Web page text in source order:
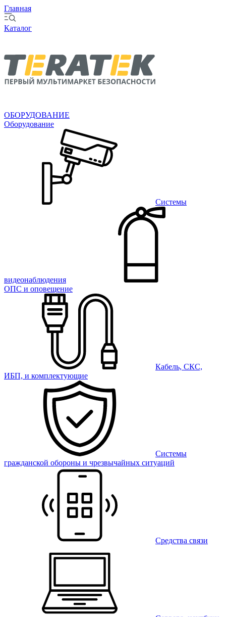
Главная
Каталог
ОБОРУДОВАНИЕ
Оборудование
Системы
видеонаблюдения
ОПС и оповещение
Кабель, СКС,
ИБП, и комплектующие
Системы
гражданской обороны и чрезвычайных ситуаций
Средства связи